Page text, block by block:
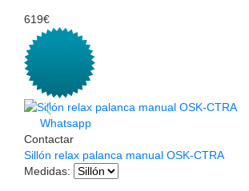
619€
Whatsapp
Contactar
Sillón relax palanca manual OSK-CTRA
Medidas: